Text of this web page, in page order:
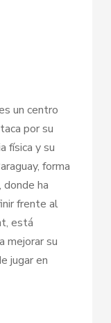
un centro
por su
física y su
forma
ha
frente al
está
mejorar su
jugar en